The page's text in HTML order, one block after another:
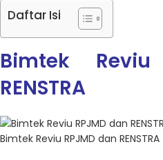
Daftar Isi
Bimtek
RENSTRA
Bimtek Reviu RPJMD dan RENSTRA